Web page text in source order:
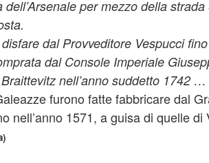
dell’Arsenale per mezzo della
disfare dal Provveditore Vespucci
dal Console Imperiale
nell’anno suddetto 1742 …
furono fatte fabbricare dal
nell’anno 1571, a guisa di quelle